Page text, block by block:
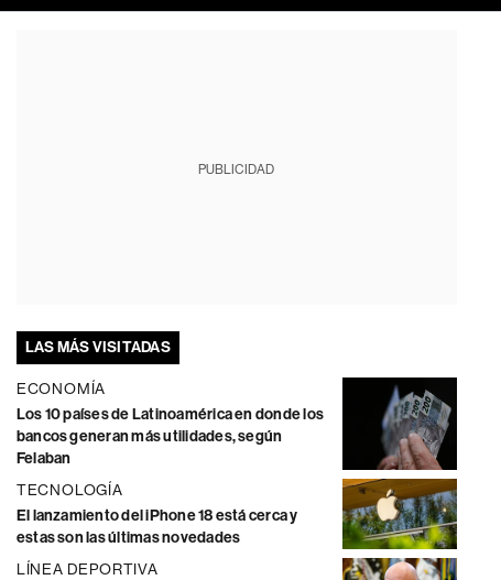
PUBLICIDAD
LAS MÁS VISITADAS
ECONOMÍA
Los 10 países de Latinoamérica en donde los
bancos generan más utilidades, según
Felaban
TECNOLOGÍA
El lanzamiento del iPhone 18 está cerca y
estas son las últimas novedades
LÍNEA DEPORTIVA